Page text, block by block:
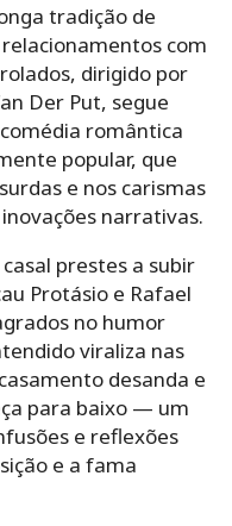
tradição de
com
dirigido por
Der Put, segue
romântica
popular, que
e nos carismas
narrativas.
prestes a subir
Protásio e Rafael
no humor
viraliza nas
desanda e
para baixo — um
e reflexões
e a fama